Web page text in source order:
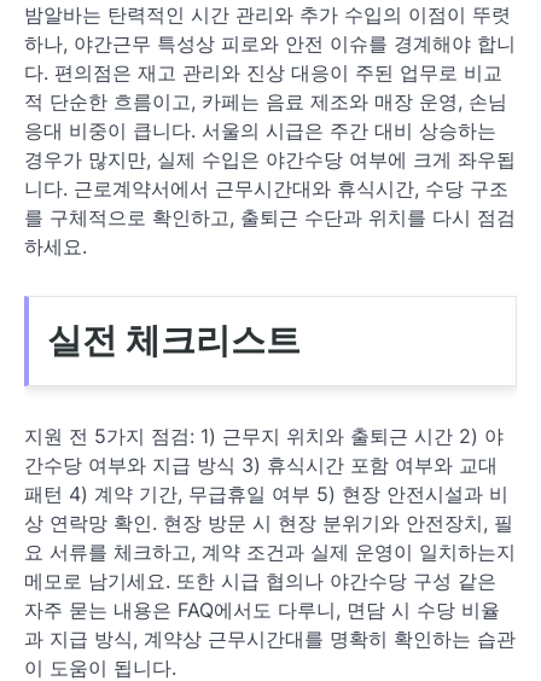
밤알바는 탄력적인 시간 관리와 추가 수입의 이점이 뚜렷
하나, 야간근무 특성상 피로와 안전 이슈를 경계해야 합니
다. 편의점은 재고 관리와 진상 대응이 주된 업무로 비교
적 단순한 흐름이고, 카페는 음료 제조와 매장 운영, 손님
응대 비중이 큽니다. 서울의 시급은 주간 대비 상승하는
경우가 많지만, 실제 수입은 야간수당 여부에 크게 좌우됩
니다. 근로계약서에서 근무시간대와 휴식시간, 수당 구조
를 구체적으로 확인하고, 출퇴근 수단과 위치를 다시 점검
하세요.
실전 체크리스트
지원 전 5가지 점검: 1) 근무지 위치와 출퇴근 시간 2) 야
간수당 여부와 지급 방식 3) 휴식시간 포함 여부와 교대
패턴 4) 계약 기간, 무급휴일 여부 5) 현장 안전시설과 비
상 연락망 확인. 현장 방문 시 현장 분위기와 안전장치, 필
요 서류를 체크하고, 계약 조건과 실제 운영이 일치하는지
메모로 남기세요. 또한 시급 협의나 야간수당 구성 같은
자주 묻는 내용은 FAQ에서도 다루니, 면담 시 수당 비율
과 지급 방식, 계약상 근무시간대를 명확히 확인하는 습관
이 도움이 됩니다.